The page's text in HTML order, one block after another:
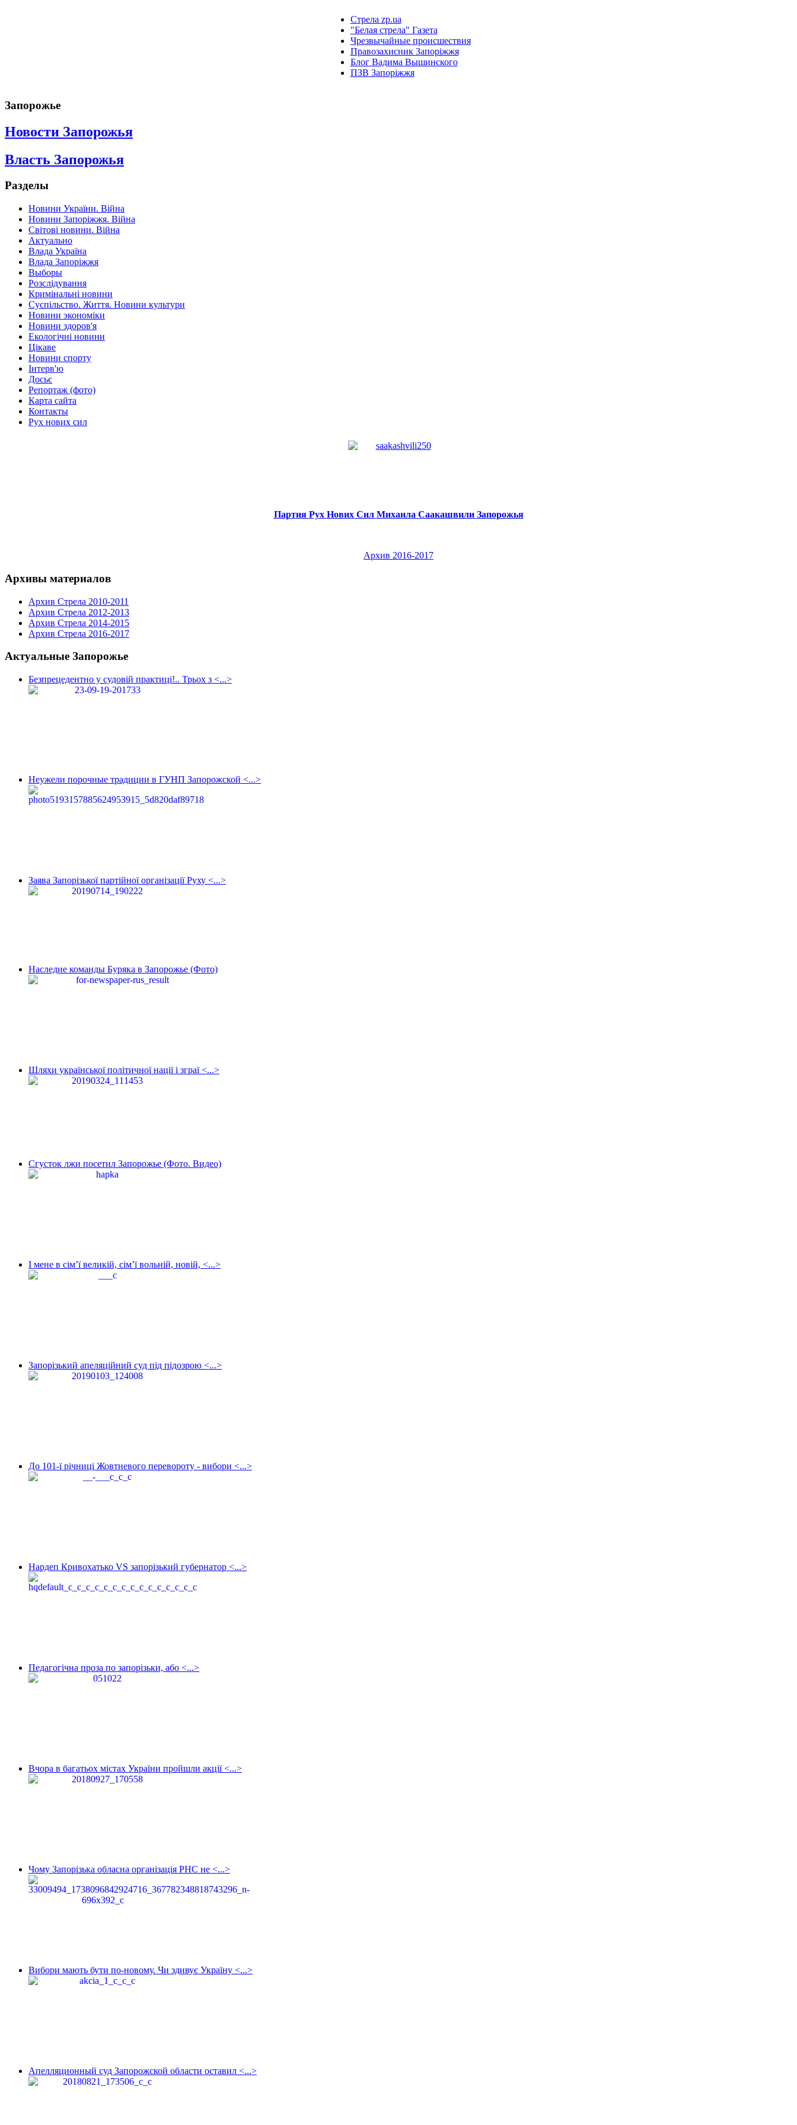
Стрела zp.ua
"Белая стрела" Газета
Чрезвычайные происшествия
Правозахисник Запоріжжя
Блог Вадима Вышинского
ПЗВ Запоріжжя
Запорожье
Новости Запорожья
Власть Запорожья
Разделы
Новини України. Війна
Новини Запоріжжя. Війна
Світові новини. Війна
Актуально
Влада Україна
Влада Запоріжжя
Выборы
Розслідування
Кримінальні новини
Суспільство. Життя. Новини культури
Новини экономіки
Новини здоров'я
Екологічні новини
Цікаве
Новини спорту
Інтерв'ю
Досьє
Репортаж (фото)
Карта сайта
Контакты
Рух нових сил
Партия Рух Нових Сил Михаила Саакашвили Запорожья
Архив 2016-2017
Архивы материалов
Архив Стрела 2010-2011
Архив Стрела 2012-2013
Архив Стрела 2014-2015
Архив Стрела 2016-2017
Актуальные Запорожье
Безпрецедентно у судовій практиці!.. Трьох з <...>
Неужели порочные традиции в ГУНП Запорожской <...>
Заява Запорізької партійної організації Руху <...>
Наследие команды Буряка в Запорожье (Фото)
Шляхи української політичної нації і зграї <...>
Сгусток лжи посетил Запорожье (Фото. Видео)
І мене в сім’ї великій, сім’ї вольній, новій, <...>
Запорізький апеляційний суд під підозрою <...>
До 101-ї річниці Жовтневого перевороту - вибори <...>
Нардеп Кривохатько VS запорізький губернатор <...>
Педагогічна проза по запорізьки, або <...>
Вчора в багатьох містах України пройшли акції <...>
Чому Запорізька обласна організація РНС не <...>
Вибори мають бути по-новому. Чи здивує Україну <...>
Апелляционный суд Запорожской области оставил <...>